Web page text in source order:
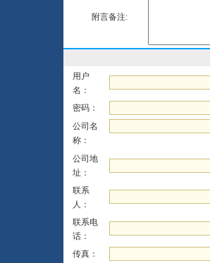
附言备注:
用户
名：
密码：
公司名
称：
公司地
址：
联系
人：
联系电
话：
传真：